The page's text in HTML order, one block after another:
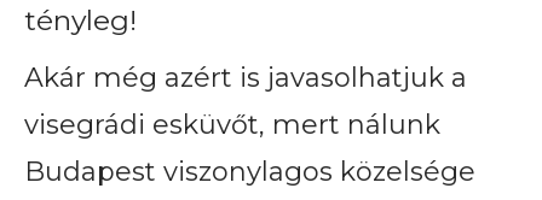
tényleg!
Akár még azért is javasolhatjuk a
visegrádi esküvőt, mert nálunk
Budapest viszonylagos közelsége